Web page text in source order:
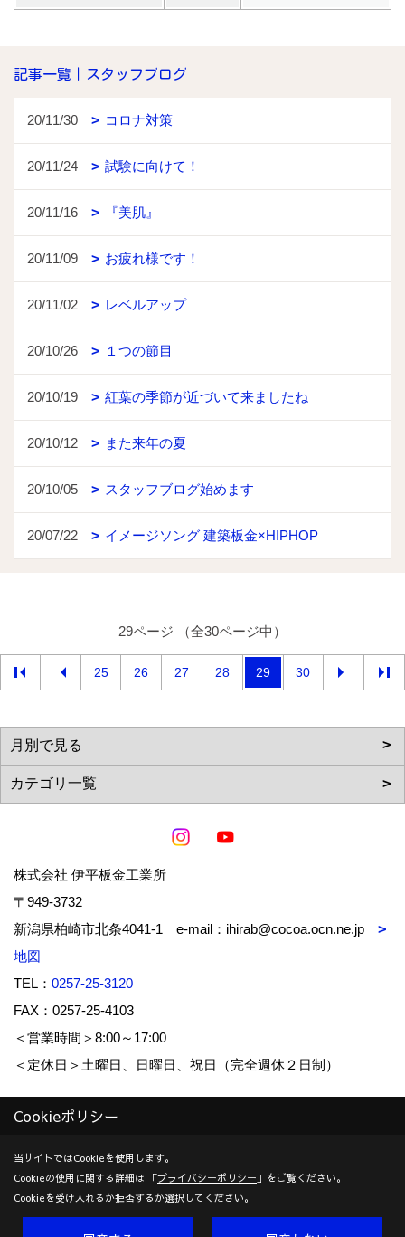
記事一覧｜スタッフブログ
20/11/30 コロナ対策
20/11/24 試験に向けて！
20/11/16 『美肌』
20/11/09 お疲れ様です！
20/11/02 レベルアップ
20/10/26 １つの節目
20/10/19 紅葉の季節が近づいて来ましたね
20/10/12 また来年の夏
20/10/05 スタッフブログ始めます
20/07/22 イメージソング 建築板金×HIPHOP
29ページ （全30ページ中）
25 26 27 28 29 30
株式会社 伊平板金工業所
〒949-3732
新潟県柏崎市北条4041-1 e-mail：ihirab@cocoa.ocn.ne.jp
地図
TEL： 0257-25-3120
FAX：0257-25-4103
＜営業時間＞8:00～17:00
＜定休日＞土曜日、日曜日、祝日（完全週休２日制）
Reserved.
Produced byゴデスクリエイト
Cookieポリシー
当サイトではCookieを使用します。
Cookieの使用に関する詳細は 「プライバシーポリシー 」をご覧ください。
Cookieを受け入れるか拒否するか選択してください。